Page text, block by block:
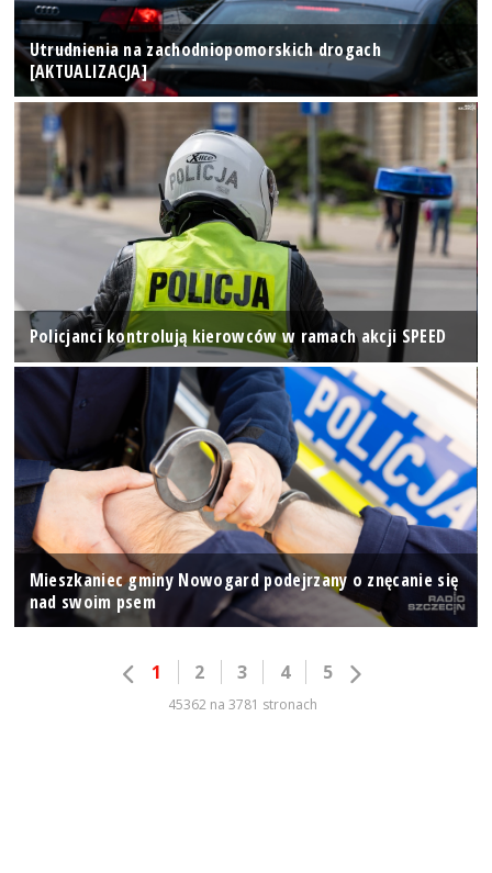
Utrudnienia na zachodniopomorskich drogach
[AKTUALIZACJA]
Policjanci kontrolują kierowców w ramach akcji SPEED
Mieszkaniec gminy Nowogard podejrzany o znęcanie się
nad swoim psem
1 2 3 4 5
45362 na 3781 stronach